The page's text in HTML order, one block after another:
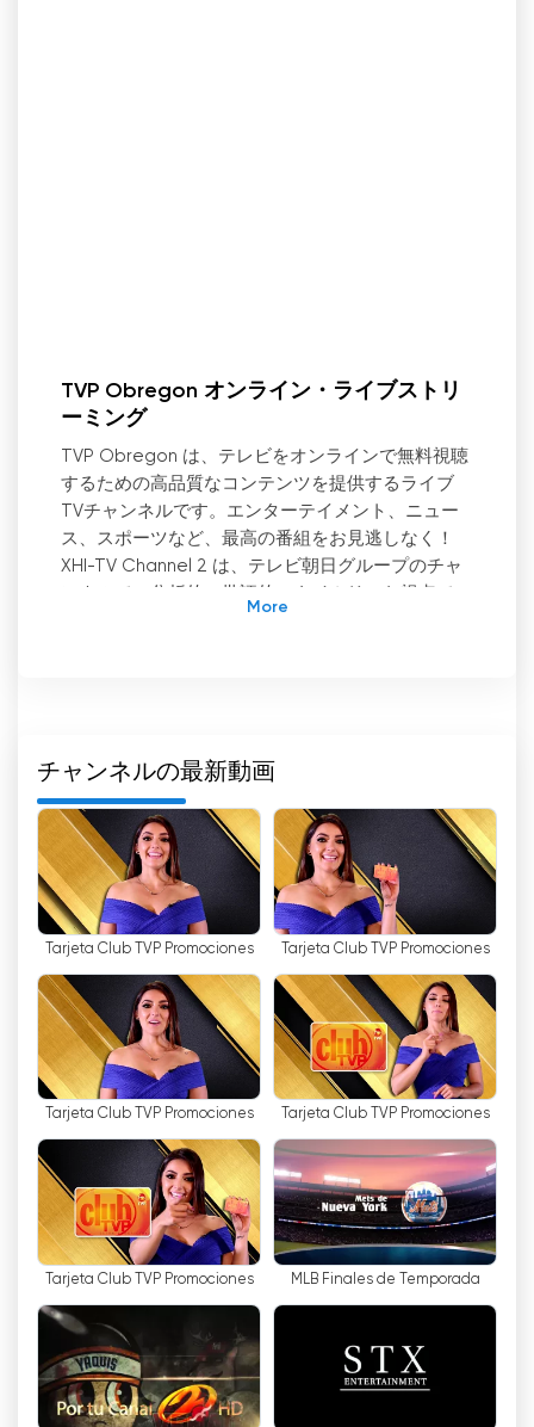
TVP Obregon オンライン・ライブストリ
ーミング
TVP Obregon は、テレビをオンラインで無料視聴
するための高品質なコンテンツを提供するライブ
TVチャンネルです。エンターテイメント、ニュー
ス、スポーツなど、最高の番組をお見逃しなく！
XHI-TV Channel 2 は、テレビ朝日グループのチャ
XHI-TV Channel 2は、ニュース、インタビュー、
レポート、ドキュメンタリーなど、多彩な番組を提
供しています。この番組は毎日更新されるため、ユ
ーザーは市内で最も関連性の高い出来事を常に把握
することができます。さらに、このチャンネルはラ
イブ・コンテンツも提供しており、ユーザーは無料
でインターネット上のテレビを視聴することができ
ます。
XHI-TV Channel 2 は、地元のニュースを常にチェ
ックしたい人にお勧めのテレビ局。レポーター・チ
ームが最高品質のコンテンツを提供し、ユーザーは
客観的で真実味のある情報を得ることができます。
さらに、このチャンネルはライブコンテンツを提供
しており、ユーザーは無料でインターネット上のテ
レビを視聴することができます。
XHI-TV Canal 2は、都市で最も関連性の高いイベ
ントを知りたい人に最適な選択肢です。最高品質の
コンテンツを提供し、ユーザーは客観的で真実の情
報を得ることができます。さらに、このチャンネル
はライブコンテンツを提供しており、ユーザーは無
料でインターネット上のテレビを視聴することがで
きます。これにより、ユーザーは自宅にいながらに
チャンネルの最新動画
Tarjeta Club TVP Promociones Tarjeta Club TVP Promociones
Tarjeta Club TVP Promociones Tarjeta Club TVP Promociones
Tarjeta Club TVP Promociones MLB Finales de Temporada